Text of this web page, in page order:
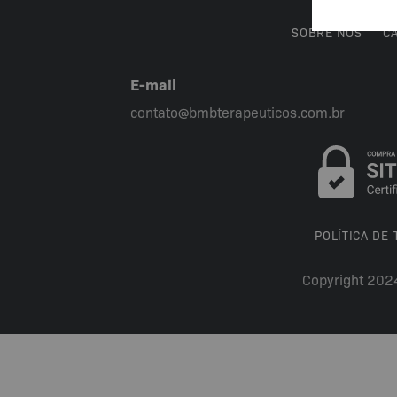
SOBRE NÓS
E-mail
contato@bmbterapeuticos.com.br
POLÍTICA DE
Copyright